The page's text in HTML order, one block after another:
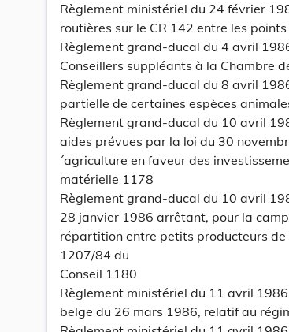
Règlement ministériel du 24 février
routières sur le CR 142 entre les
Règlement grand-ducal du 4 avril
Conseillers suppléants à la Chambre
Règlement grand-ducal du 8 avril
partielle de certaines espèces
Règlement grand-ducal du 10 avril
aides prévues par la loi du 30
´agriculture en faveur des
matérielle 1178
Règlement grand-ducal du 10 avril
28 janvier 1986 arrêtant, pour la
répartition entre petits producteurs de
1207/84 du
Conseil 1180
Règlement ministériel du 11 avril
belge du 26 mars 1986, relatif au